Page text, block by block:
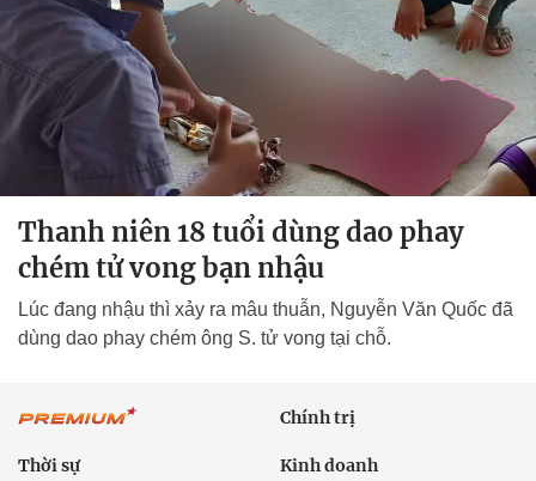
Thanh niên 18 tuổi dùng dao phay
chém tử vong bạn nhậu
Lúc đang nhậu thì xảy ra mâu thuẫn, Nguyễn Văn Quốc đã
dùng dao phay chém ông S. tử vong tại chỗ.
Chính trị
Thời sự Kinh doanh